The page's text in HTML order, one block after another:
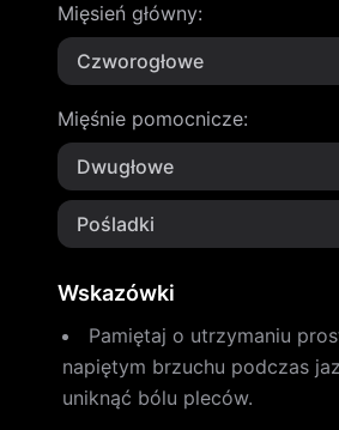
Mięsień główny:
Czworogłowe
Mięśnie pomocnicze:
Dwugłowe
Pośladki
Wskazówki
Pamiętaj o utrzymaniu
napiętym brzuchu podczas
uniknąć bólu pleców.